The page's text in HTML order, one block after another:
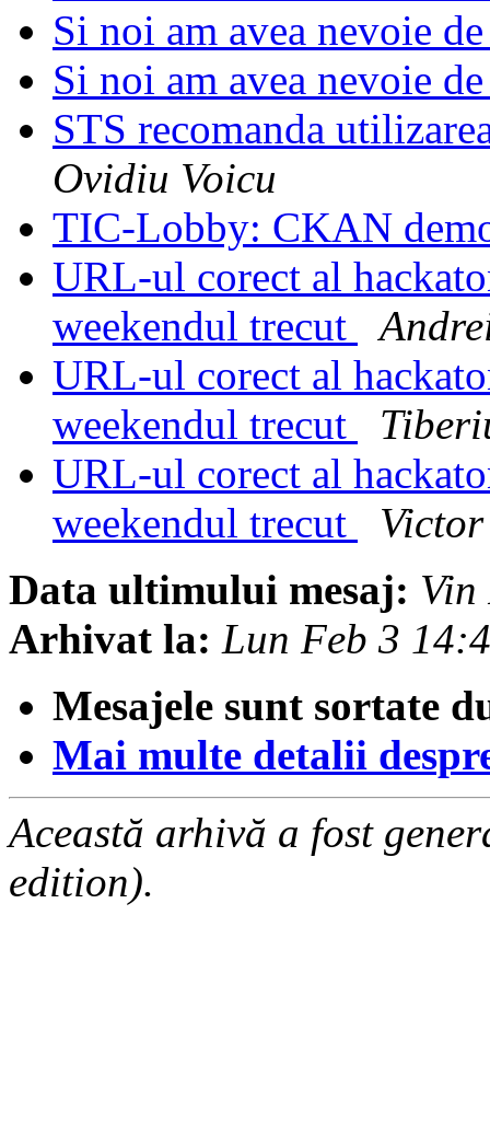
Si noi am avea nevoie
Si noi am avea nevoie
STS recomanda
Ovidiu Voicu
TIC-Lobby: CKAN
URL-ul corect al
weekendul trecut
URL-ul corect al
weekendul trecut
URL-ul corect al
weekendul trecut
Data ultimului mesaj: Vin
Arhivat la: Lun Feb 3
Mesajele sunt sortate
Mai multe detalii
Această arhivă a fost
edition).